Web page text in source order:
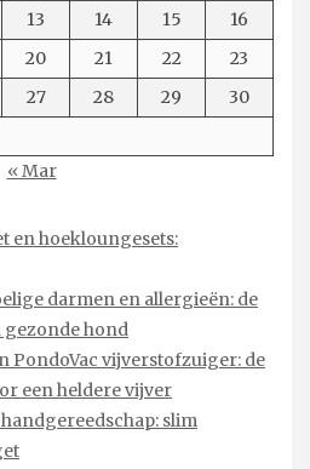
13 14 15
16
20 21 22
23
27 28 29
30
« Mar
en hoekloungesets:
darmen en allergieën: de
gezonde hond
PondoVac vijverstofzuiger: de
een heldere vijver
slim